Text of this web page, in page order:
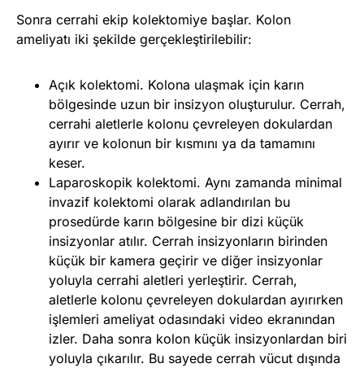
Sonra cerrahi ekip kolektomiye başlar. Kolon
ameliyatı iki şekilde gerçekleştirilebilir:
Açık kolektomi. Kolona ulaşmak için karın
bölgesinde uzun bir insizyon oluşturulur. Cerrah,
cerrahi aletlerle kolonu çevreleyen dokulardan
ayırır ve kolonun bir kısmını ya da tamamını
keser.
Laparoskopik kolektomi. Aynı zamanda minimal
invazif kolektomi olarak adlandırılan bu
prosedürde karın bölgesine bir dizi küçük
insizyonlar atılır. Cerrah insizyonların birinden
küçük bir kamera geçirir ve diğer insizyonlar
yoluyla cerrahi aletleri yerleştirir. Cerrah,
aletlerle kolonu çevreleyen dokulardan ayırırken
işlemleri ameliyat odasındaki video ekranından
izler. Daha sonra kolon küçük insizyonlardan biri
yoluyla çıkarılır. Bu sayede cerrah vücut dışında